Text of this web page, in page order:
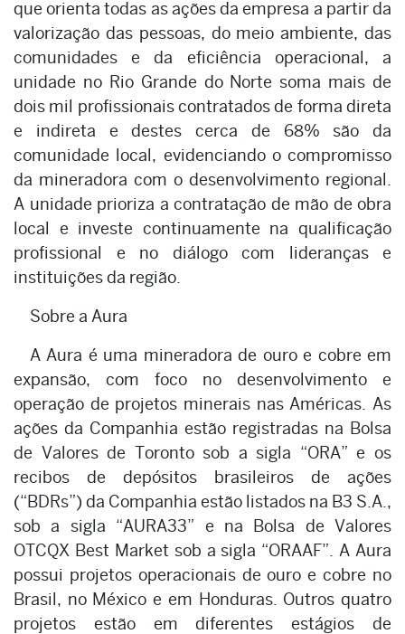
que orienta todas as ações da empresa a partir da
valorização das pessoas, do meio ambiente, das
comunidades e da eficiência operacional, a
unidade no Rio Grande do Norte soma mais de
dois mil profissionais contratados de forma direta
e indireta e destes cerca de 68% são da
comunidade local, evidenciando o compromisso
da mineradora com o desenvolvimento regional.
A unidade prioriza a contratação de mão de obra
local e investe continuamente na qualificação
profissional e no diálogo com lideranças e
instituições da região.
Sobre a Aura
A Aura é uma mineradora de ouro e cobre em
expansão, com foco no desenvolvimento e
operação de projetos minerais nas Américas. As
ações da Companhia estão registradas na Bolsa
de Valores de Toronto sob a sigla “ORA” e os
recibos de depósitos brasileiros de ações
(“BDRs”) da Companhia estão listados na B3 S.A.,
sob a sigla “AURA33” e na Bolsa de Valores
OTCQX Best Market sob a sigla “ORAAF”. A Aura
possui projetos operacionais de ouro e cobre no
Brasil, no México e em Honduras. Outros quatro
projetos estão em diferentes estágios de